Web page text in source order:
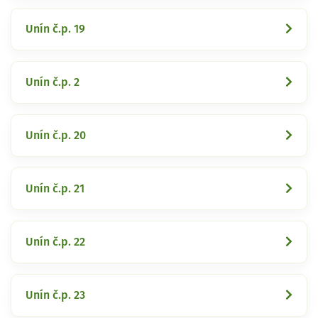
Unín č.p. 19
Unín č.p. 2
Unín č.p. 20
Unín č.p. 21
Unín č.p. 22
Unín č.p. 23